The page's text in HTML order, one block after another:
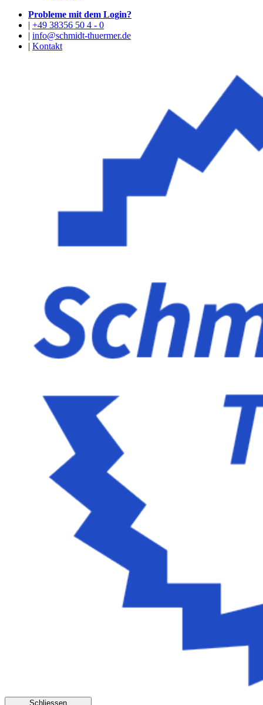
Probleme mit dem Login?
| +49 38356 50 4 - 0
| info@schmidt-thuermer.de
| Kontakt
Schliessen